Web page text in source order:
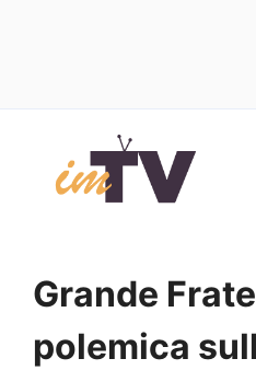
contenuto
Grande
polemica